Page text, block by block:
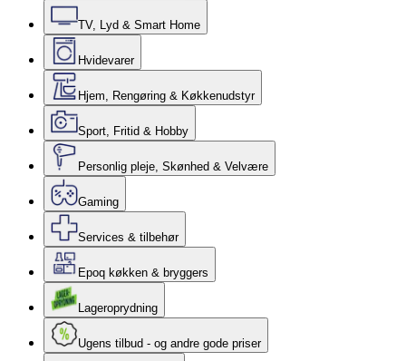
TV, Lyd & Smart Home
Hvidevarer
Hjem, Rengøring & Køkkenudstyr
Sport, Fritid & Hobby
Personlig pleje, Skønhed & Velvære
Gaming
Services & tilbehør
Epoq køkken & bryggers
Lageroprydning
Ugens tilbud - og andre gode priser